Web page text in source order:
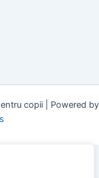
copii | Powered by